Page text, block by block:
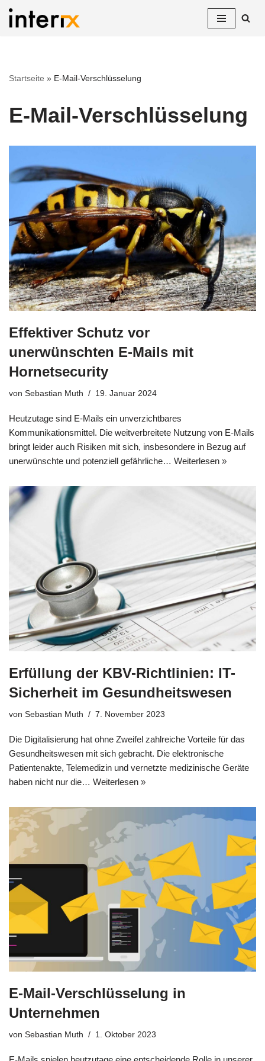
Startseite » E-Mail-Verschlüsselung
E-Mail-Verschlüsselung
Effektiver Schutz vor
unerwünschten E-Mails mit
Hornetsecurity
von Sebastian Muth 19. Januar 2024
Heutzutage sind E-Mails ein unverzichtbares
Kommunikationsmittel. Die weitverbreitete Nutzung von E-Mails
bringt leider auch Risiken mit sich, insbesondere in Bezug auf
unerwünschte und potenziell gefährliche… Weiterlesen »
Erfüllung der KBV-Richtlinien: IT-
Sicherheit im Gesundheitswesen
von Sebastian Muth 7. November 2023
Die Digitalisierung hat ohne Zweifel zahlreiche Vorteile für das
Gesundheitswesen mit sich gebracht. Die elektronische
Patientenakte, Telemedizin und vernetzte medizinische Geräte
haben nicht nur die… Weiterlesen »
E-Mail-Verschlüsselung in
Unternehmen
von Sebastian Muth 1. Oktober 2023